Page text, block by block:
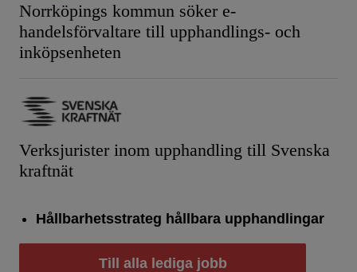
Norrköpings kommun söker e-
handelsförvaltare till upphandlings- och
inköpsenheten
Verksjurister inom upphandling till Svenska
kraftnät
Hållbarhetsstrateg hållbara upphandlingar
Till alla lediga jobb